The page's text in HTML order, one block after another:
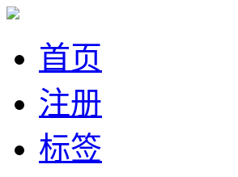
首页
注册
标签